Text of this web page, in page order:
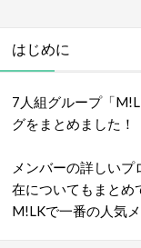
はじめに
7人組グループ「
グをまとめました！
メンバーの詳しい
在についてもまとめ
M!LKで一番の人気